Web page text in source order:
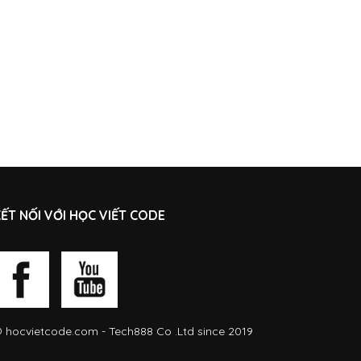
NỐI VỚI HỌC VIẾT CODE
hocvietcode.com - Tech888 Co .Ltd since 2019